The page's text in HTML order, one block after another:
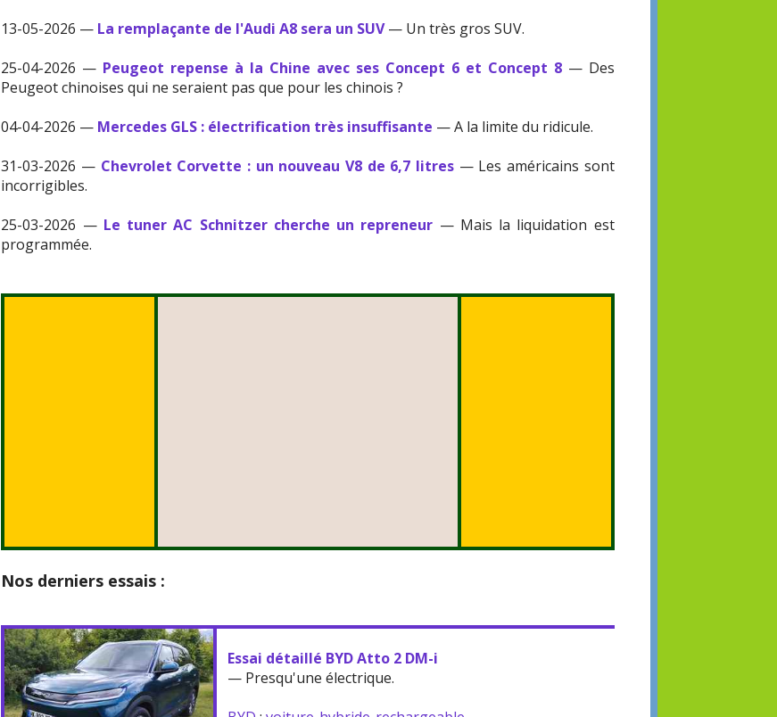
13-05-2026 — La remplaçante de l'Audi A8 sera un SUV— Un très gros SUV.
25-04-2026 — Peugeot repense à la Chine avec ses Concept 6 et Concept 8— Des
Peugeot chinoises qui ne seraient pas que pour les chinois ?
04-04-2026 — Mercedes GLS : électrification très insuffisante — A la limite du ridicule.
31-03-2026 — Chevrolet Corvette : un nouveau V8 de 6,7 litres— Les américains sont
incorrigibles.
25-03-2026 — Le tuner AC Schnitzer cherche un repreneur — Mais la liquidation est
programmée.
Nos derniers essais :
Essai détaillé BYD Atto 2 DM-i
— Presqu'une électrique.